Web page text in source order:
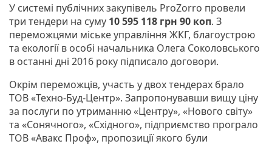
У системі публічних закупівель ProZorro провели
три тендери на суму 10 595 118 грн 90 коп. З
переможцями міське управління ЖКГ, благоустрою
та екології в особі начальника Олега Соколовського
в останні дні 2016 року підписало договори.
Окрім переможців, участь у двох тендерах брало
ТОВ «Техно-Буд-Центр». Запропонувавши вищу ціну
за послуги по утриманню «Центру», «Нового світу»
та «Сонячного», «Східного», підприємство програло
ТОВ «Авакс Проф», пропозиції якого були